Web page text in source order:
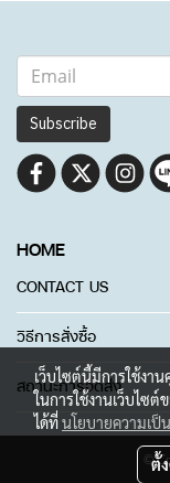
Subscribe
HOME
CONTACT US
วิธีการสั่งซื้อ
สถานะการจัดส่ง
©
เว็บไซต์นี้มีการใช้ง
ในการใช้งานเว็บไซ
ได้ที่นโยบายความเป็
ตั้